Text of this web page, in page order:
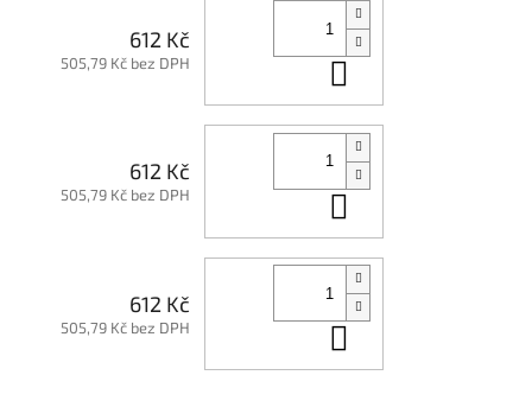
612 Kč
505,79 Kč bez DPH
612 Kč
505,79 Kč bez DPH
612 Kč
505,79 Kč bez DPH